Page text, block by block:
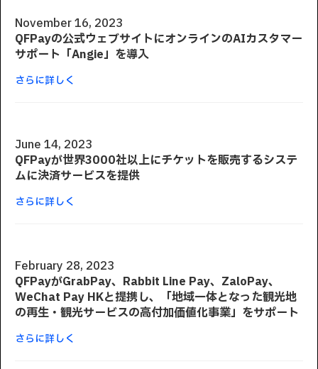
November 16, 2023
QFPayの公式ウェブサイトにオンラインのAIカスタマー
サポート「Angie」を導入
さらに詳しく
June 14, 2023
QFPayが世界3000社以上にチケットを販売するシステ
ムに決済サービスを提供
さらに詳しく
February 28, 2023
QFPayがGrabPay、Rabbit Line Pay、ZaloPay、
WeChat Pay HKと提携し、「地域一体となった観光地
の再生・観光サービスの高付加価値化事業」をサポート
さらに詳しく